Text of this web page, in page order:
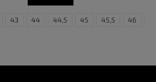
43 44 44,5 45 45,5 46